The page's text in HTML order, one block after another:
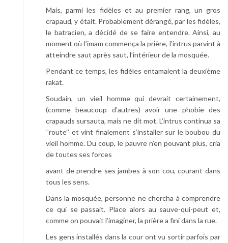
Mais, parmi les fidèles et au premier rang, un gros
crapaud, y était. Probablement dérangé, par les fidèles,
le batracien, a décidé de se faire entendre. Ainsi, au
moment où l’imam commença la prière, l’intrus parvint à
atteindre saut après saut, l’intérieur de la mosquée.
Pendant ce temps, les fidèles entamaient la deuxième
rakat.
Soudain, un vieil homme qui devrait certainement,
(comme beaucoup d’autres) avoir une phobie des
crapauds sursauta, mais ne dit mot. L’intrus continua sa
‘’route’’ et vint finalement s’installer sur le boubou du
vieil homme. Du coup, le pauvre n’en pouvant plus, cria
de toutes ses forces
avant de prendre ses jambes à son cou, courant dans
tous les sens.
Dans la mosquée, personne ne chercha à comprendre
ce qui se passait. Place alors au sauve-qui-peut et,
comme on pouvait l’imaginer, la prière a fini dans la rue.
Les gens installés dans la cour ont vu sortir parfois par